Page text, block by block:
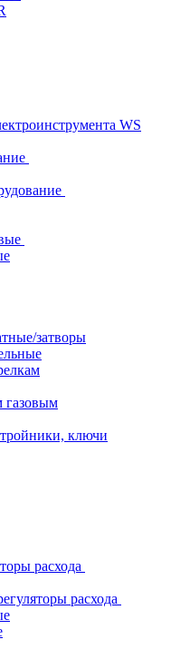
WS
затворы
газовым
ключи
расхода
расхода